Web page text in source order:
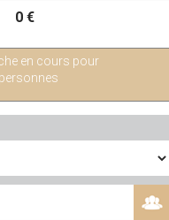
0 €
en cours pour
personnes